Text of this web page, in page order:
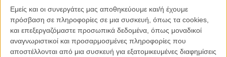
Εμείς και οι συνεργάτες μας αποθηκεύουμε και/ή έχουμε
πρόσβαση σε πληροφορίες σε μια συσκευή, όπως τα cookies,
και επεξεργαζόμαστε προσωπικά δεδομένα, όπως μοναδικοί
αναγνωριστικοί και προσαρμοσμένες πληροφορίες που
αποστέλλονται από μια συσκευή για εξατομικευμένες διαφημίσεις
Οχι ότι είναι δύσκολο να μπερδευτείς. Μετά από ταινίες όπως το
«Βίκυ Κριστίνα Μπαρτσελόνα», «Μεσάνυχτα στο Παρίσι»,«Στη
Ρώμη με Αγάπη», είναι σχεδόν λογικό να σκεφτεί κανείς, ότι η
ειδικότητα του Γούντι είναι να γυρίζει διαφημιστικά διάρκειας μιάμιση
ώρας για τουριστικούς προορισμούς ανά τον πλανήτη.